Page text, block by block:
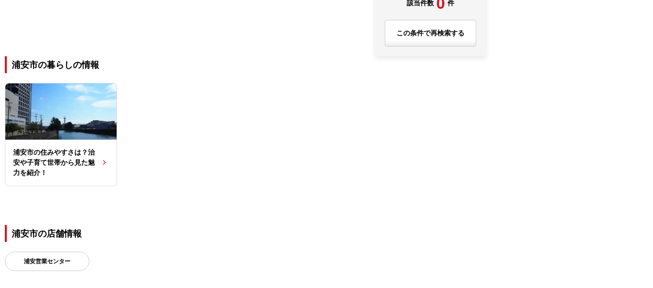
該当件数 件
この条件で再検索する
浦安市の暮らしの情報
浦安市の住みやすさは？治
安や子育て世帯から見た魅
力を紹介！
浦安市の店舗情報
浦安営業センター